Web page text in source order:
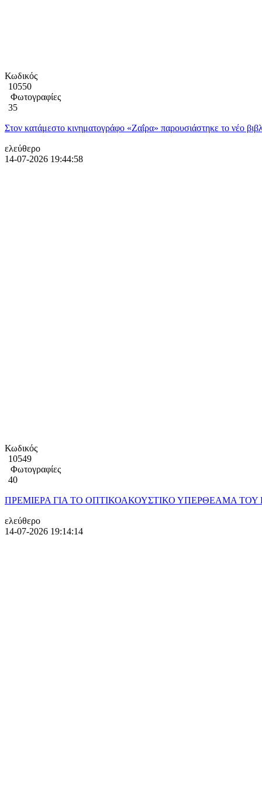
Κωδικός
10550
Φωτογραφίες
35
Στον κατάμεστο κινηματογράφο «Ζαΐρα» παρουσιάστηκε το νέο
ελεύθερο
14-07-2026 19:44:58
Κωδικός
10549
Φωτογραφίες
40
ΠΡΕΜΙΕΡΑ ΓΙΑ ΤΟ ΟΠΤΙΚΟΑΚΟΥΣΤΙΚΟ ΥΠΕΡΘΕΑΜΑ ΤΟΥ
ελεύθερο
14-07-2026 19:14:14